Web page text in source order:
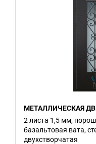
МЕТАЛЛИЧЕСКАЯ
2 листа 1,5 мм,
базальтовая вата,
двухстворчатая